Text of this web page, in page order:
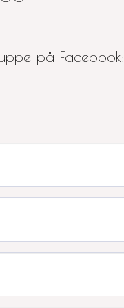
på Facebook: